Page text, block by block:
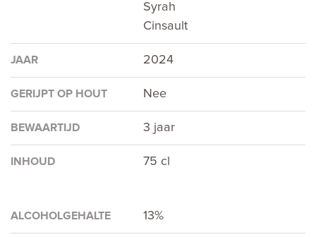
Syrah
Cinsault
JAAR 2024
GERIJPT OP HOUT Nee
BEWAARTIJD 3 jaar
INHOUD 75 cl
ALCOHOLGEHALTE 13%